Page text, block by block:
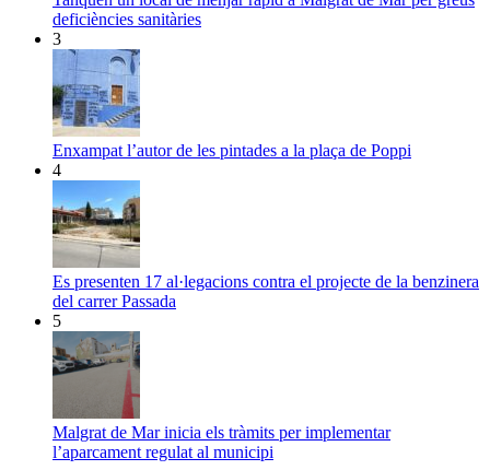
deficiències sanitàries
3
Enxampat l’autor de les pintades a la plaça de Poppi
4
Es presenten 17 al·legacions contra el projecte de la benzinera
del carrer Passada
5
Malgrat de Mar inicia els tràmits per implementar
l’aparcament regulat al municipi